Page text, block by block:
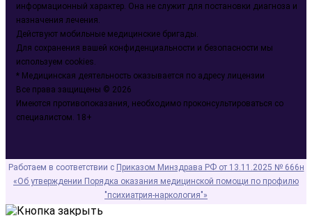
информационный характер. Она не служит для постановки диагноза и
назначения лечения.
Действуют мобильные медицинские бригады.
Для сохранения вашей конфиденциальности и безопасности мы
используем cookies.
* Медицинская деятельность оказывается по адресу лицензии
Все права защищены © 2026
Имеются противопоказания, необходимо проконсультироваться со
специалистом. 18+
Работаем в соответствии с Приказом Минздрава РФ от 13.11.2025 № 666н
«Об утверждении Порядка оказания медицинской помощи по профилю
"психиатрия-наркология"»